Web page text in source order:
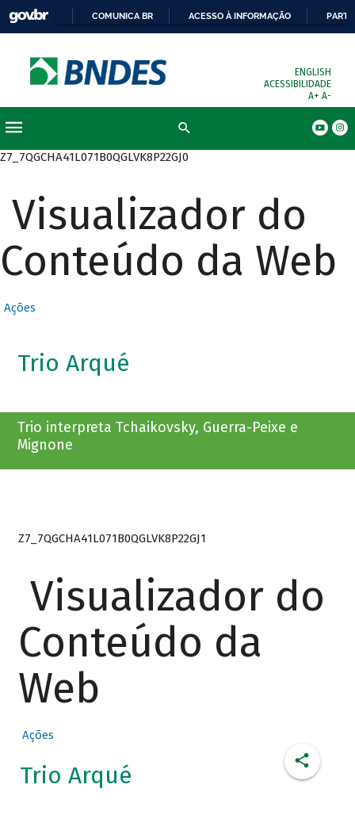
COMUNICA BR ACESSO À INFORMAÇÃO
ENGLISH
ACESSIBILIDADE
A+ A-
Z7_7QGCHA41L071B0QGLVK8P22GJ0
Visualizador do
Conteúdo da Web
Ações
Trio Arqué
Trio interpreta Tchaikovsky, Guerra-Peixe e
Mignone
Z7_7QGCHA41L071B0QGLVK8P22GJ1
Visualizador do
Conteúdo da
Web
Ações
Trio Arqué